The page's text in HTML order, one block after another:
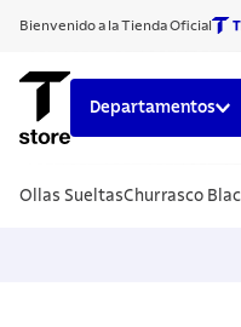
Bienvenido a la Tienda Oficial
Departamentos
Ollas SueltasChurrasco